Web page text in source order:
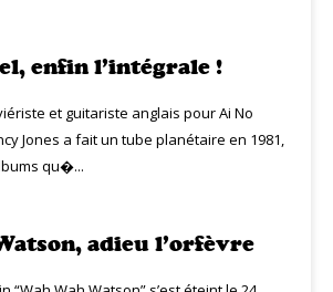
enfin l’intégrale !
et guitariste anglais pour Ai No
Jones a fait un tube planétaire en 1981,
qu�...
adieu l’orfèvre